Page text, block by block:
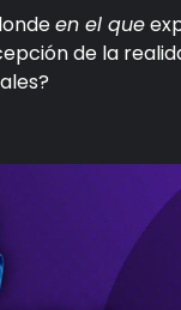
en el que
de la